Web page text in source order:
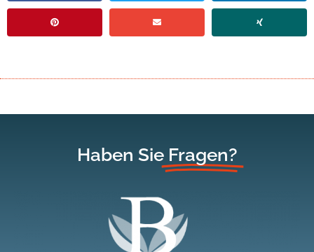
Haben Sie Fragen?